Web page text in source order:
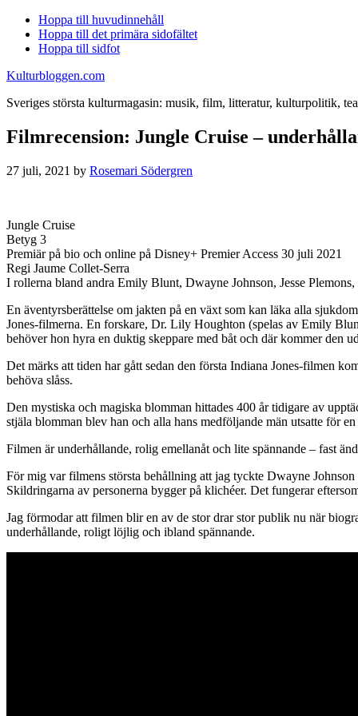
Hoppa till huvudinnehåll
Hoppa till det primära sidofältet
Hoppa till sidfot
Kulturbloggen.com
Sveriges största kulturmagasin: musik, film, litteratur, kulturpolitik,
Filmrecension: Jungle Cruise –
27 juli, 2021 by Rosemari Södergren
Jungle Cruise
Betyg 3
Premiär på bio och online på Disney+ Premier Access 30 juli 2021
Regi Jaume Collet-Serra
I rollerna bland andra Emily Blunt, Dwayne Johnson, Jesse
En äventyrsberättelse om jakten på en växt som kan läka alla
Jones-filmerna. En forskare, Dr. Lily Houghton (spelas av Emily
behöver hon hyra en duktig skeppare med båt och där kommer den
Det märks att tiden har gått sedan den första Indiana Jones-filmen
behöva slåss.
Den mystiska och magiska blomman hittades 400 år tidigare av
stjäla blomman blev han och alla hans medföljande män utsatte för
Filmen är underhållande, rolig emellanåt och lite spännande – fast
För mig var filmens största behållning att jag tyckte Dwayne
Skildringarna av personerna bygger på klichéer. Det fungerar
Jag förmodar att filmen blir en av de stor drar stor publik nu när
underhållande, roligt löjlig och ibland spännande.